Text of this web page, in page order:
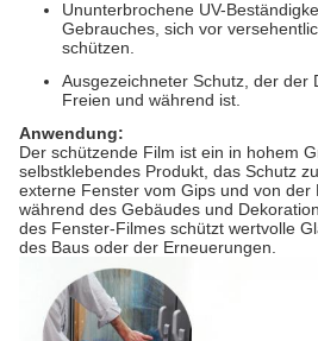
Ununterbrochene UV-
Gebrauches, sich vor
schützen.
Ausgezeichneter Schutz, der der
Freien und während ist.
Anwendung:
Der schützende Film ist ein in hohem
selbstklebendes Produkt, das Schutz
externe Fenster vom Gips und von der
während des Gebäudes und
des Fenster-Filmes schützt wertvolle
des Baus oder der Erneuerungen.